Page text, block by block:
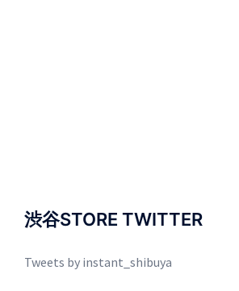
渋谷STORE TWITTER
Tweets by instant_shibuya